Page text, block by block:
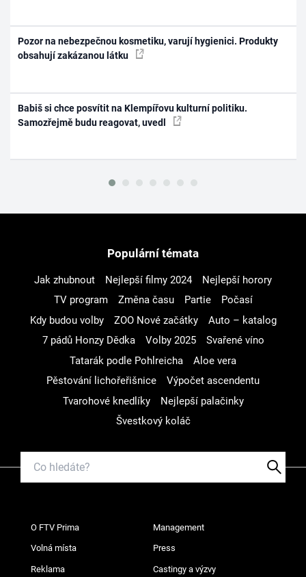
Pozor na nebezpečnou kosmetiku, varují hygienici. Produkty
obsahují zakázanou látku
Babiš si chce posvítit na Klempířovu kulturní politiku.
Samozřejmě budu reagovat, uvedl
Populární témata
Jak zhubnout Nejlepší filmy 2024
Nejlepší horory
TV program
Změna času Partie
Počasí
Kdy budou volby
ZOO Nové začátky
Auto – katalog
7 pádů Honzy Dědka
Volby 2025
Svařené víno
Tatarák podle Pohlreicha
Aloe vera
Pěstování lichořeřišnice
Výpočet ascendentu
Tvarohové knedlíky
Nejlepší palačinky
Švestkový koláč
O FTV Prima Management
Volná místa Press
Reklama Castingy a výzvy